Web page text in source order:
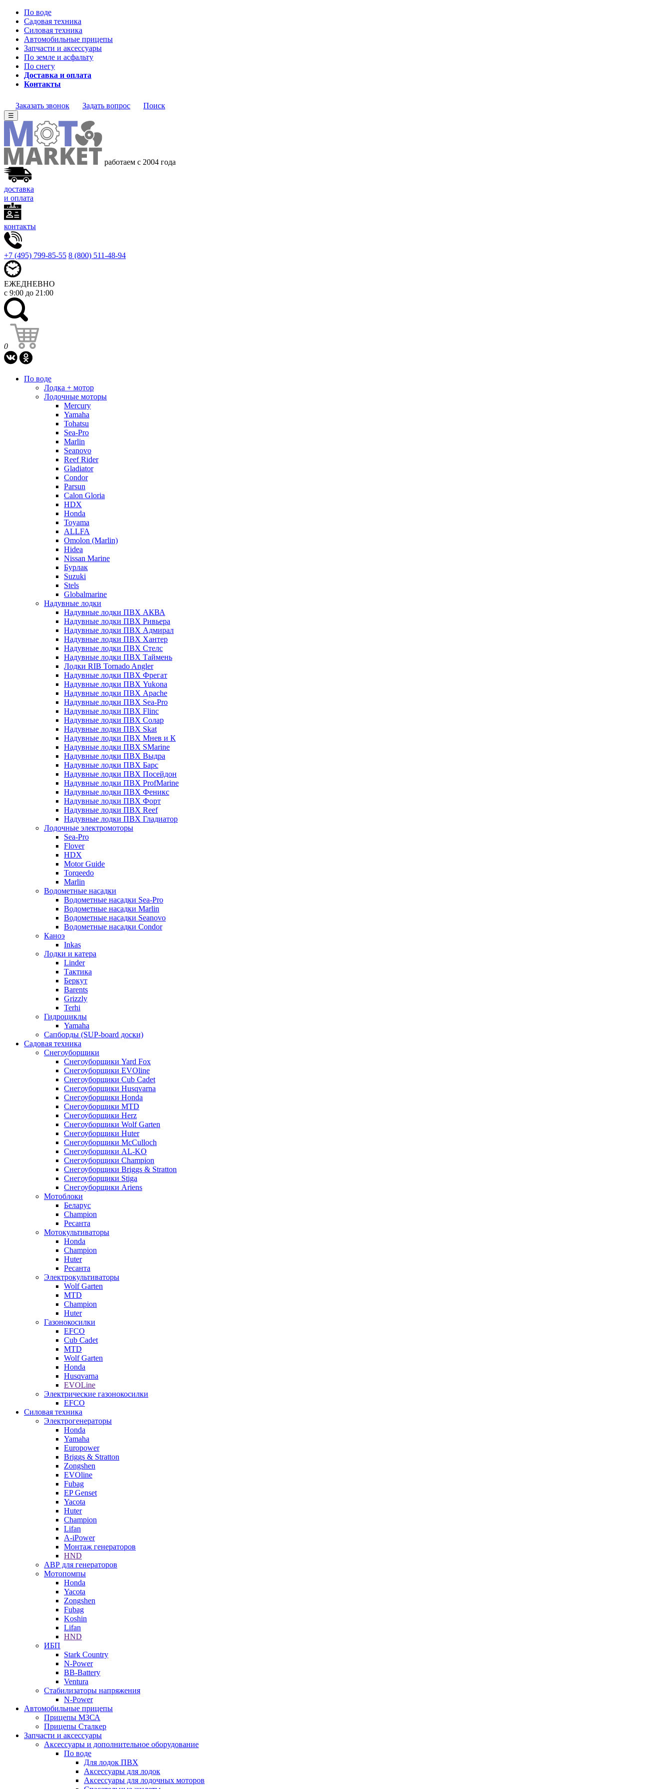
По воде
Садовая техника
Силовая техника
Автомобильные прицепы
Запчасти и аксессуары
По земле и асфальту
По снегу
Доставка и оплата
Контакты
Заказать звонок Задать вопрос Поиск
☰
работаем с 2004 года
доставка
и оплата
контакты
+7 (495) 799-85-55 8 (800) 511-48-94
ЕЖЕДНЕВНО
с 9:00 до 21:00
0
По воде
Лодка + мотор
Лодочные моторы
Mercury
Yamaha
Tohatsu
Sea-Pro
Marlin
Seanovo
Reef Rider
Gladiator
Condor
Parsun
Calon Gloria
HDX
Honda
Toyama
ALLFA
Omolon (Marlin)
Hidea
Nissan Marine
Бурлак
Suzuki
Stels
Globalmarine
Надувные лодки
Надувные лодки ПВХ АКВА
Надувные лодки ПВХ Ривьера
Надувные лодки ПВХ Адмирал
Надувные лодки ПВХ Хантер
Надувные лодки ПВХ Стелс
Надувные лодки ПВХ Таймень
Лодки RIB Tornado Angler
Надувные лодки ПВХ Фрегат
Надувные лодки ПВХ Yukona
Надувные лодки ПВХ Apache
Надувные лодки ПВХ Sea-Pro
Надувные лодки ПВХ Flinc
Надувные лодки ПВХ Солар
Надувные лодки ПВХ Skat
Надувные лодки ПВХ Мнев и К
Надувные лодки ПВХ SMarine
Надувные лодки ПВХ Выдра
Надувные лодки ПВХ Барс
Надувные лодки ПВХ Посейдон
Надувные лодки ПВХ ProfMarine
Надувные лодки ПВХ Феникс
Надувные лодки ПВХ Форт
Надувные лодки ПВХ Reef
Надувные лодки ПВХ Гладиатор
Лодочные электромоторы
Sea-Pro
Flover
HDX
Motor Guide
Torqeedo
Marlin
Водометные насадки
Водометные насадки Sea-Pro
Водометные насадки Marlin
Водометные насадки Seanovo
Водометные насадки Condor
Каноэ
Inkas
Лодки и катера
Linder
Тактика
Беркут
Barents
Grizzly
Terhi
Гидроциклы
Yamaha
Сапборды (SUP-board доски)
Садовая техника
Снегоуборщики
Снегоуборщики Yard Fox
Снегоуборщики EVOline
Снегоуборщики Cub Cadet
Снегоуборщики Husqvarna
Снегоуборщики Honda
Снегоуборщики MTD
Снегоуборщики Herz
Снегоуборщики Wolf Garten
Снегоуборщики Huter
Снегоуборщики McCulloch
Снегоуборщики AL-KO
Снегоуборщики Champion
Снегоуборщики Briggs & Stratton
Снегоуборщики Stiga
Снегоуборщики Ariens
Мотоблоки
Беларус
Champion
Ресанта
Мотокультиваторы
Honda
Champion
Huter
Ресанта
Электрокультиваторы
Wolf Garten
MTD
Champion
Huter
Газонокосилки
EFCO
Cub Cadet
MTD
Wolf Garten
Honda
Husqvarna
EVOLine
Электрические газонокосилки
EFCO
Силовая техника
Электрогенераторы
Honda
Yamaha
Europower
Briggs & Stratton
Zongshen
EVOline
Fubag
EP Genset
Yacota
Huter
Champion
Lifan
A-iPower
Монтаж генераторов
HND
АВР для генераторов
Мотопомпы
Honda
Yacota
Zongshen
Fubag
Koshin
Lifan
HND
ИБП
Stark Country
N-Power
BB-Battery
Ventura
Стабилизаторы напряжения
N-Power
Автомобильные прицепы
Прицепы МЗСА
Прицепы Сталкер
Запчасти и аксессуары
Аксессуары и дополнительное оборудование
По воде
Для лодок ПВХ
Аксессуары для лодок
Аксессуары для лодочных моторов